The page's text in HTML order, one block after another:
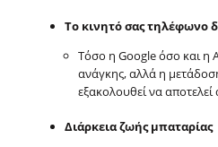
Το κινητό σας τηλέφωνο
Τόσο η Google όσο και η
ανάγκης, αλλά η
εξακολουθεί να αποτελεί
Διάρκεια ζωής μπαταρίας